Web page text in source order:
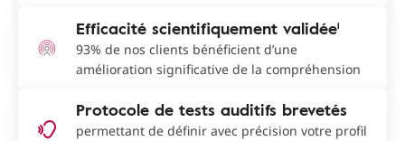
Efficacité scientifiquement validée¹
93% de nos clients bénéficient d’une
amélioration significative de la compréhension
Protocole de tests auditifs brevetés
permettant de définir avec précision votre profil